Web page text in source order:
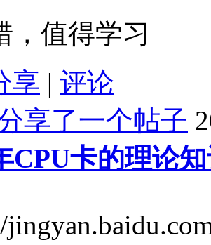
，值得学习
享 | 评论
享了一个帖子
CPU卡的理论